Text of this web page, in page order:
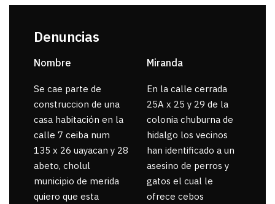
Denuncias
Nombre
Se cae parte de
construccion de una
casa habitación en la
calle 7 ceiba num
135 x 26 uayacan y 28
abeto, cholul
municipio de merida
quiero que esta
Miranda
En la calle cerrada
25A x 25 y 29 de la
colonia chuburna de
hidalgo los vecinos
han identificado a un
asesino de perros y
gatos el cual le
ofrece cebos